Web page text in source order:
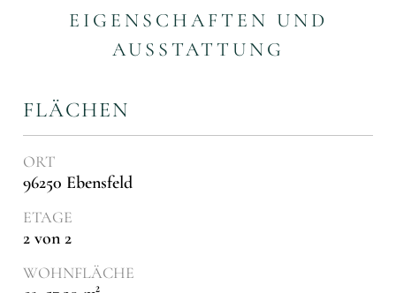
EIGENSCHAFTEN UND
AUSSTATTUNG
FLÄCHEN
ORT
96250 Ebensfeld
ETAGE
2 von 2
WOHNFLÄCHE